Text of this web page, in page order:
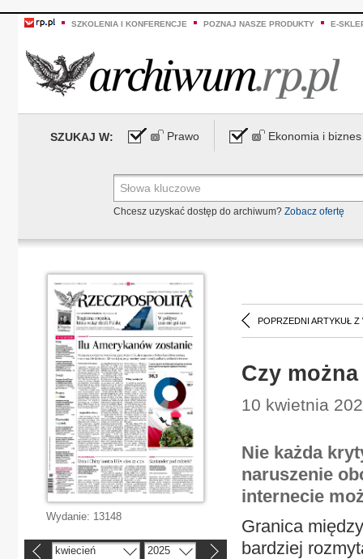
SZKOLENIA I KONFERENCJE POZNAJ NASZE PRODUKTY E-
SZUKAJ W: Prawo Ekonomia i biznes
Chcesz uzyskać dostęp do archiwum? Zobacz ofertę
POPRZEDNI ARTYKUŁ Z
Czy
10 kwietnia
Nie każda
naruszenie
internecie
Granica
bardziej
Wydanie: 13148
kwiecień 2025